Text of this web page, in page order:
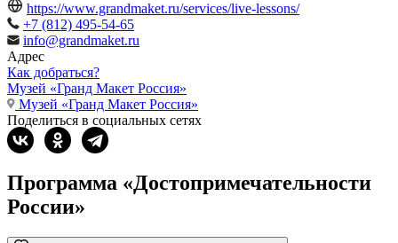
https://www.grandmaket.ru/services/live-lessons/
+7 (812) 495-54-65
info@grandmaket.ru
Адрес
Как добраться?
Музей «Гранд Макет Россия»
Музей «Гранд Макет Россия»
Поделиться в социальных сетях
Программа «Достопримечательности
России»